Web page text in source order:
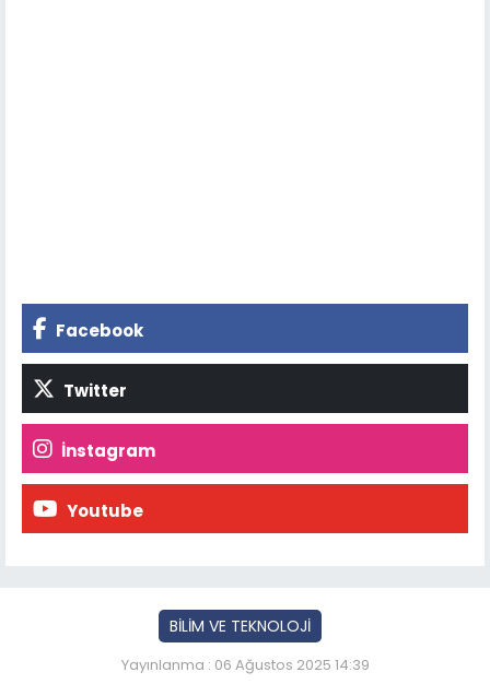
Facebook
Twitter
İnstagram
Youtube
BİLİM VE TEKNOLOJİ
Yayınlanma : 06 Ağustos 2025 14:39